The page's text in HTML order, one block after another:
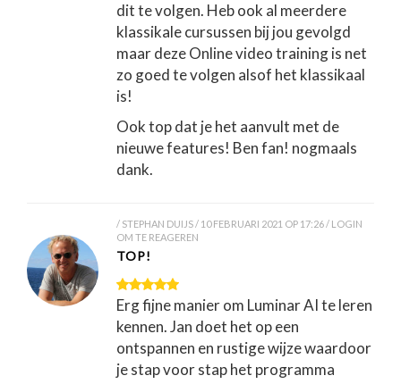
dit te volgen. Heb ook al meerdere
klassikale cursussen bij jou gevolgd
maar deze Online video training is net
zo goed te volgen alsof het klassikaal
is!
Ook top dat je het aanvult met de
nieuwe features! Ben fan! nogmaals
dank.
STEPHAN DUIJS 10 FEBRUARI 2021 OP 17:26
LOGIN
OM TE REAGEREN
TOP!
Erg fijne manier om Luminar AI te leren
kennen. Jan doet het op een
ontspannen en rustige wijze waardoor
je stap voor stap het programma